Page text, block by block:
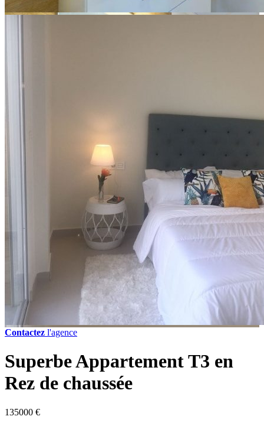
Contactez l'agence
Superbe Appartement T3 en
Rez de chaussée
135000 €